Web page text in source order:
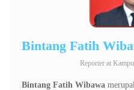
Bintang Fatih
Reporter at
Bintang Fatih Wibawa